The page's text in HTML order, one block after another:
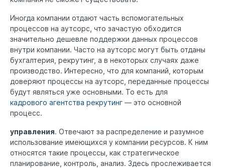
Иногда компании отдают часть вспомогательных
процессов на аутсорс, что зачастую обходится
значительно дешевле поддержки данных процессов
внутри компании. Часто на аутсорс могут быть отданы
бухгалтерия, рекрутинг, а в некоторых случаях даже
производство. Интересно, что для компаний, которым
доверяют процессы на аутсорс, переданные процессы
будут являться уже основными. То есть для
кадрового агентства рекрутинг — это основной
процесс.
управления. Отвечают за распределение и разумное
использование имеющихся у компании ресурсов. К ним
относятся такие процессы, как стратегическое
планирование, контроль, анализ. Здесь прослеживается